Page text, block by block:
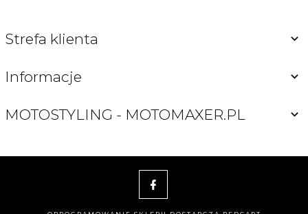
Strefa klienta
Informacje
MOTOSTYLING - MOTOMAXER.PL